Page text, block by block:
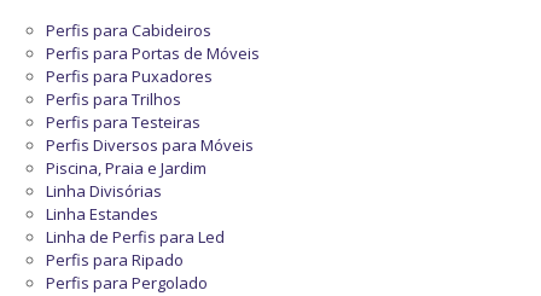
Perfis para Cabideiros
Perfis para Portas de Móveis
Perfis para Puxadores
Perfis para Trilhos
Perfis para Testeiras
Perfis Diversos para Móveis
Piscina, Praia e Jardim
Linha Divisórias
Linha Estandes
Linha de Perfis para Led
Perfis para Ripado
Perfis para Pergolado